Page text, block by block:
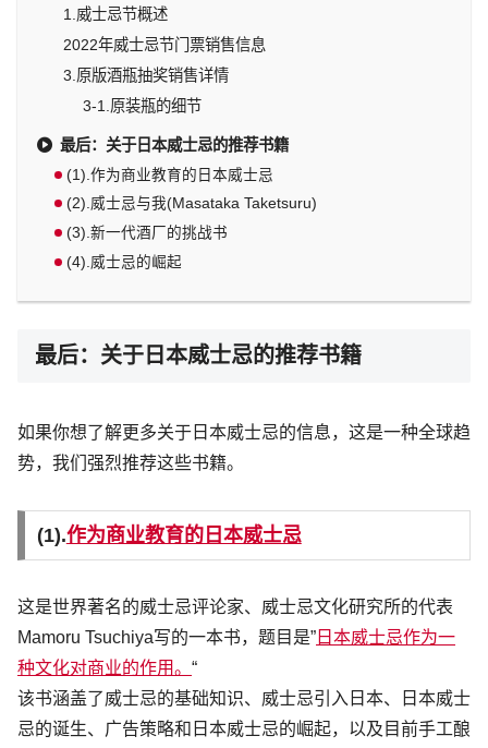
1.威士忌节概述
2022年威士忌节门票销售信息
3.原版酒瓶抽奖销售详情
3-1.原装瓶的细节
最后：关于日本威士忌的推荐书籍
(1).作为商业教育的日本威士忌
(2).威士忌与我(Masataka Taketsuru)
(3).新一代酒厂的挑战书
(4).威士忌的崛起
最后：关于日本威士忌的推荐书籍
如果你想了解更多关于日本威士忌的信息，这是一种全球趋
势，我们强烈推荐这些书籍。
(1).作为商业教育的日本威士忌
这是世界著名的威士忌评论家、威士忌文化研究所的代表
Mamoru Tsuchiya写的一本书，题目是” 日本威士忌作为一
种文化对商业的作用。 “
该书涵盖了威士忌的基础知识、威士忌引入日本、日本威士
忌的诞生、广告策略和日本威士忌的崛起，以及目前手工酿